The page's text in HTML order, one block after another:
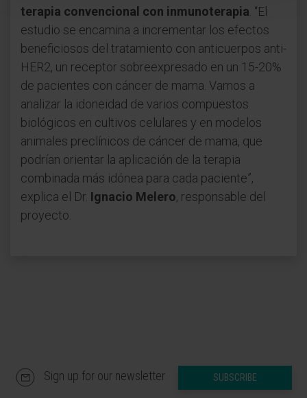
terapia convencional con inmunoterapia . “El
estudio se encamina a incrementar los efectos
beneficiosos del tratamiento con anticuerpos anti-
HER2, un receptor sobreexpresado en un 15-20%
de pacientes con cáncer de mama. Vamos a
analizar la idoneidad de varios compuestos
biológicos en cultivos celulares y en modelos
animales preclínicos de cáncer de mama, que
podrían orientar la aplicación de la terapia
combinada más idónea para cada paciente”,
explica el Dr. Ignacio Melero, responsable del
proyecto.
Sign up for our newsletter SUBSCRIBE